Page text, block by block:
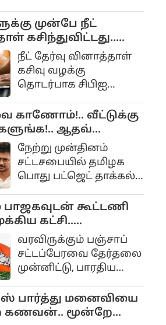
அறிவிப்பு
வெளியிடப்பட்டுள்ளது.
தகுதியும் விருப்பமும்
உள்ள
விண்ணப்பதாரர்கள்
அதிகாரப்பூர்வ
இணையதளமான
sbi.bank.in மூலம்
ஆன்லைனில்
விண்ணப்பிக்கலாம்.
விண்ணப்பிக்க கடைசி
நாள் ஆகஸ்ட் 27, 2026
முன்பே நீட்
கசிந்துவிட்டது..
தகவல்...
நீட் தேர்வு வினாத்தாள்
கசிவு வழக்கு
தொடர்பாக சிபிஐ
குற்றப்பத்திரிகையில்
பல திடுக்கிடும்
தகவல்கள்
வெளியாகியுள்ளன.
காணோம்!.. வீட்டுக்கு
ஆதவ்
- உதயநிதி
நேற்று முன்தினம்
சட்டசபையில் தமிழக
பொது பட்ஜெட் தாக்கல்
நேற்று வேளாண் சட்டம்
தாக்கல் செய்யப்பட்டது.
இன்று இரண்டு
பட்ஜெட்டுகள்
தொடர்பான
விவாதங்கள்
நடைபெற்றது.
கூட்டணி
கட்சி..
ஆட்சியை
வரவிருக்கும் பஞ்சாப்
சட்டப்பேரவை தேர்தலை
முன்னிட்டு, பாரதிய
சிரோமணி அகாலி
தளமும் மீண்டும்
பார்த்து மனைவியை
மூன்றே